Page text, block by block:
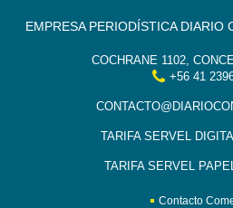
EMPRESA PERIODÍSTICA DIARIO
COCHRANE 1102,
+56 41
TARIFA SERVEL
TARIFA SERVEL
Contacto